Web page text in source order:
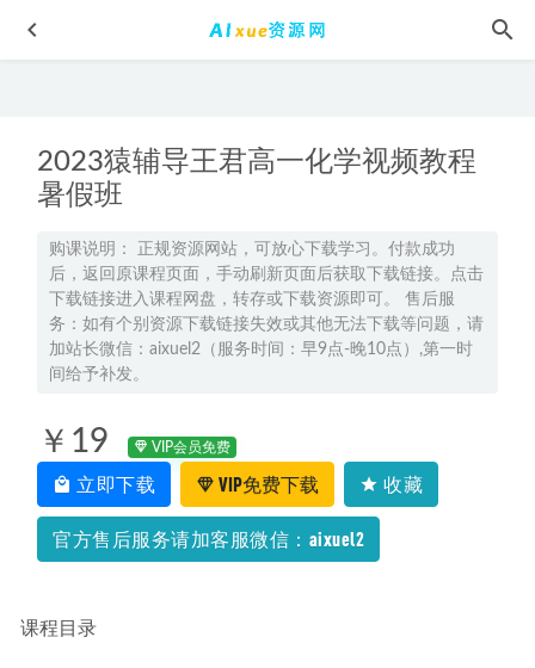
2023猿辅导王君高一化学视频教程
暑假班
购课说明： 正规资源网站，可放心下载学习。付款成功
后，返回原课程页面，手动刷新页面后获取下载链接。点击
下载链接进入课程网盘，转存或下载资源即可。 售后服
务：如有个别资源下载链接失效或其他无法下载等问题，请
加站长微信：aixuel2（服务时间：早9点-晚10点）,第一时
间给予补发。
￥19 VIP会员免费
立即下载 VIP免费下载 收藏
官方售后服务请加客服微信：aixuel2
课程目录
四大名捕有声小说MP3，播音——孙一69集全部资源百度网盘
打包下载 2022-06-30
2025韩佳伟高三数学a+一轮复习秋季班网课教程 2024-09-13
2024高考黄自尚高三物理一轮复习视频教程暑假班+秋季班
高中英语网课2023陶然高三英语视频教程暑假班
2024 高中必刷题数学苏教版必修1 2023-08-13